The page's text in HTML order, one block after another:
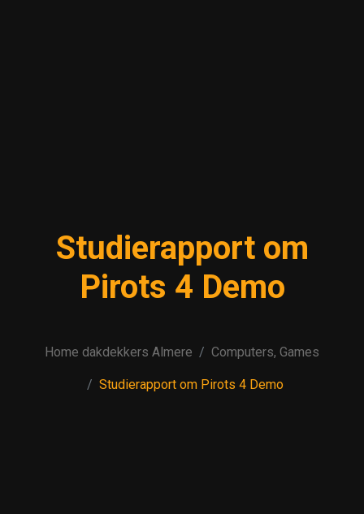
Studierapport om
Pirots 4 Demo
Home dakdekkers Almere Computers, Games
Studierapport om Pirots 4 Demo